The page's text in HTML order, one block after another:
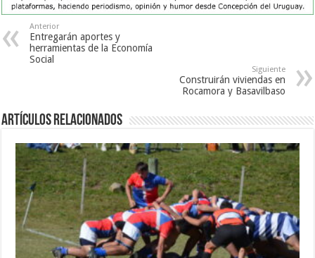
Anterior
Entregarán aportes y
herramientas de la Economía
Social
Siguiente
Construirán viviendas en
Rocamora y Basavilbaso
Artículos Relacionados